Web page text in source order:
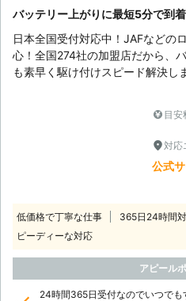
バッテリー上がりに最短5分で到着
日本全国受付対応中！JAFなどの
心！全国274社の加盟店だから、
も素早く駆け付けスピード解決し
目安
対応
公式
低価格で丁寧な仕事 365日24時間
ピーディーな対応
アピール
24時間365日受付なのでいつで